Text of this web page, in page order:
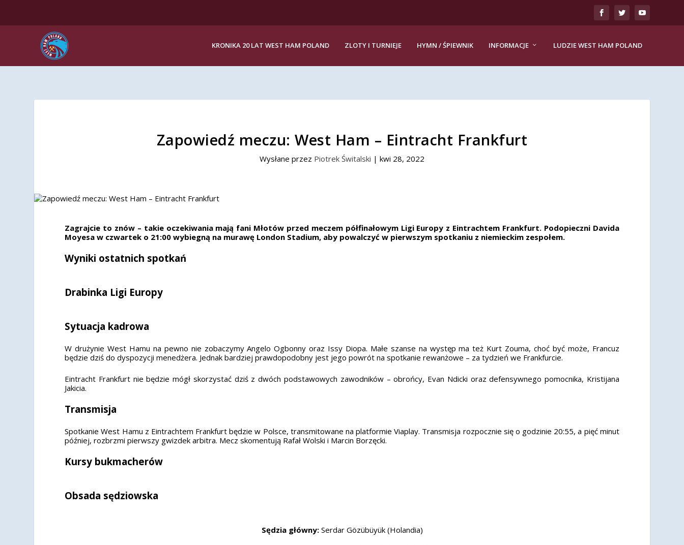
KRONIKA 20 LAT WEST HAM POLAND ZLOTY I TURNIEJE HYMN / ŚPIEWNIK INFORMACJE LUDZIE WEST HAM POLAND
Zapowiedź meczu: West Ham – Eintracht Frankfurt
Wysłane przez Piotrek Świtalski | kwi 28, 2022
Zagrajcie to znów – takie oczekiwania mają fani Młotów przed meczem półfinałowym Ligi Europy z Eintrachtem Frankfurt. Podopieczni Davida
Moyesa w czwartek o 21:00 wybiegną na murawę London Stadium, aby powalczyć w pierwszym spotkaniu z niemieckim zespołem.
Wyniki ostatnich spotkań
Drabinka Ligi Europy
Sytuacja kadrowa
W drużynie West Hamu na pewno nie zobaczymy Angelo Ogbonny oraz Issy Diopa. Małe szanse na występ ma też Kurt Zouma, choć być może, Francuz
będzie dziś do dyspozycji menedżera. Jednak bardziej prawdopodobny jest jego powrót na spotkanie rewanżowe – za tydzień we Frankfurcie.
Eintracht Frankfurt nie będzie mógł skorzystać dziś z dwóch podstawowych zawodników – obrońcy, Evan Ndicki oraz defensywnego pomocnika, Kristijana
Jakicia.
Transmisja
Spotkanie West Hamu z Eintrachtem Frankfurt będzie w Polsce, transmitowane na platformie Viaplay. Transmisja rozpocznie się o godzinie 20:55, a pięć minut
później, rozbrzmi pierwszy gwizdek arbitra. Mecz skomentują Rafał Wolski i Marcin Borzęcki.
Kursy bukmacherów
Obsada sędziowska
Sędzia główny:Serdar Gözübüyük (Holandia)